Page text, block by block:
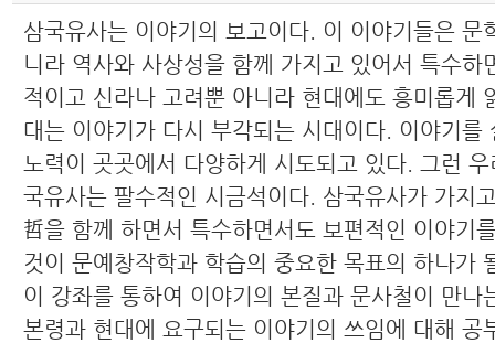
삼국유사는 이야기의 보고이다. 이 이야기들은 문
니라 역사와 사상성을 함께 가지고 있어서 특수하
적이고 신라나 고려뿐 아니라 현대에도 흥미롭게
대는 이야기가 다시 부각되는 시대이다. 이야기를
노력이 곳곳에서 다양하게 시도되고 있다. 그런
국유사는 팔수적인 시금석이다. 삼국유사가 가지
哲을 함께 하면서 특수하면서도 보편적인 이야기
것이 문예창작학과 학습의 중요한 목표의 하나가
이 강좌를 통하여 이야기의 본질과 문사철이 만나
본령과 현대에 요구되는 이야기의 쓰임에 대해 공